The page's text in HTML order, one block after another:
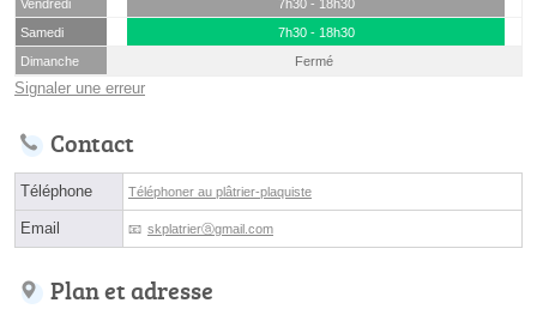
Vendredi
7h30 - 18h30
Samedi
7h30 - 18h30
Dimanche
Fermé
Signaler une erreur
Contact
Téléphone Téléphoner au plâtrier-plaquiste
Email skplatrierⓐgmail.com
Plan et adresse